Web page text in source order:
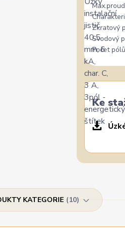
Zkratový
Svodový
Počet
Ke
KATEGORIE 10